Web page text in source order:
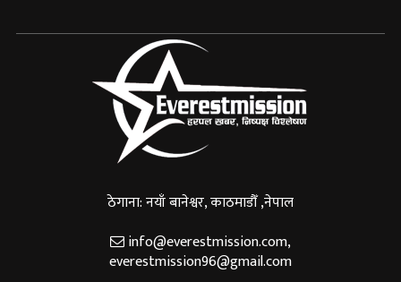
ठेगाना: नयाँ बानेश्वर, काठमाडौँ ,नेपाल
info@everestmission.com,
everestmission96@gmail.com